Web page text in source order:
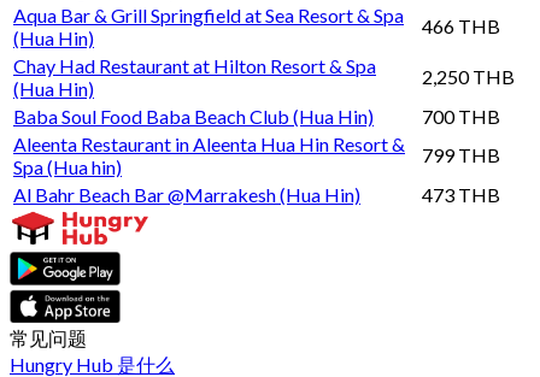
Aqua Bar & Grill Springfield at Sea Resort & Spa
(Hua Hin)
466 THB
Chay Had Restaurant at Hilton Resort & Spa
(Hua Hin)
2,250 THB
Baba Soul Food Baba Beach Club (Hua Hin)
700 THB
Aleenta Restaurant in Aleenta Hua Hin Resort &
Spa (Hua hin)
799 THB
Al Bahr Beach Bar @Marrakesh (Hua Hin)
473 THB
常见问题
Hungry Hub 是什么